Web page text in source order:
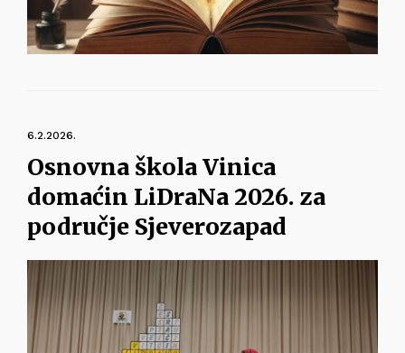
6.2.2026.
Osnovna škola Vinica
domaćin LiDraNa 2026. za
područje Sjeverozapad